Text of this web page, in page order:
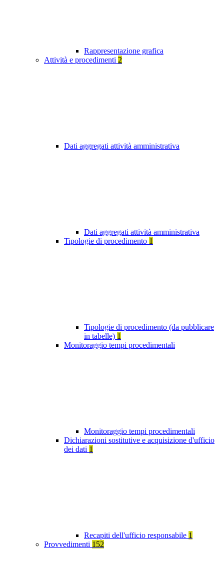
Rappresentazione grafica
Attività e procedimenti 2
Dati aggregati attività amministrativa
Dati aggregati attività amministrativa
Tipologie di procedimento 1
Tipologie di procedimento (da pubblicare
in tabelle) 1
Monitoraggio tempi procedimentali
Monitoraggio tempi procedimentali
Dichiarazioni sostitutive e acquisizione d'ufficio
dei dati 1
Recapiti dell'ufficio responsabile 1
Provvedimenti 152